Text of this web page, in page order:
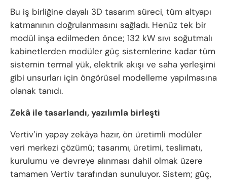
Bu iş birliğine dayalı 3D tasarım süreci, tüm altyapı
katmanının doğrulanmasını sağladı. Henüz tek bir
modül inşa edilmeden önce; 132 kW sıvı soğutmalı
kabinetlerden modüler güç sistemlerine kadar tüm
sistemin termal yük, elektrik akışı ve saha yerleşimi
gibi unsurları için öngörüsel modelleme yapılmasına
olanak tanıdı.
Zekâ ile tasarlandı, yazılımla birleşti
Vertiv’in yapay zekâya hazır, ön üretimli modüler
veri merkezi çözümü; tasarımı, üretimi, teslimatı,
kurulumu ve devreye alınması dahil olmak üzere
tamamen Vertiv tarafından sunuluyor. Sistem; güç,